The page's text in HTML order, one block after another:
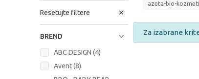
Resetujte filtere
BREND
ABC DESIGN (4)
Avent (8)
azeta-bio-
Za izabrane